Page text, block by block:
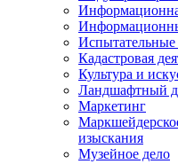
Испытательные
Кадастровая
Культура и
Ландшафтный
Маркетинг
изыскания
Музейное дело